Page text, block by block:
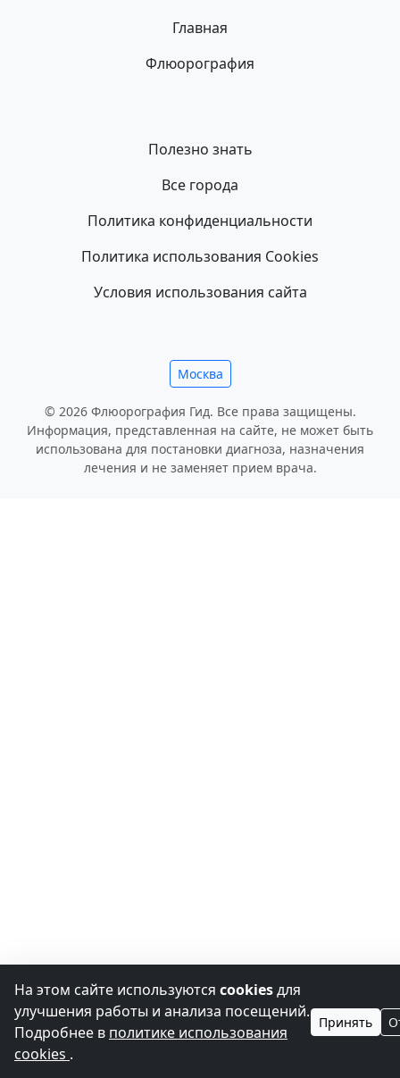
Главная
Флюорография
Полезно знать
Все города
Политика конфиденциальности
Политика использования Cookies
Условия использования сайта
Москва
© 2026 Флюорография Гид. Все права защищены.
Информация, представленная на сайте, не может быть
использована для постановки диагноза, назначения
лечения и не заменяет прием врача.
На этом сайте используются cookiesдля
улучшения работы и анализа посещений.
Подробнее в политике использования
cookies .
Принять